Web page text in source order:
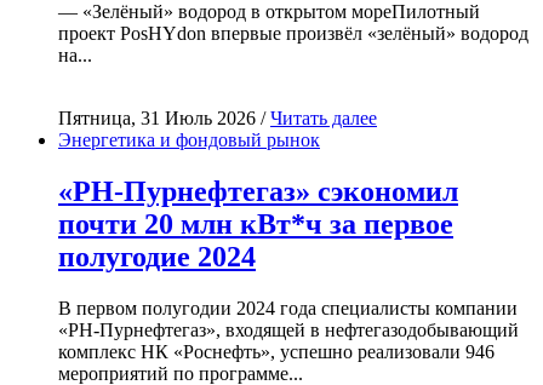
— «Зелёный» водород в открытом мореПилотный
проект PosHYdon впервые произвёл «зелёный» водород
на...
Пятница, 31 Июль 2026 /Читать далее
Энергетика и фондовый рынок
«РН-Пурнефтегаз» сэкономил
почти 20 млн кВт*ч за первое
полугодие 2024
В первом полугодии 2024 года специалисты компании
«РН-Пурнефтегаз», входящей в нефтегазодобывающий
комплекс НК «Роснефть», успешно реализовали 946
мероприятий по программе...